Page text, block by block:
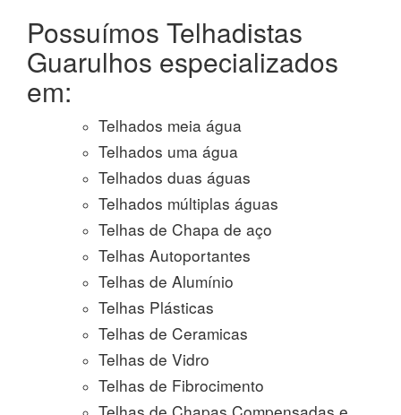
Possuímos Telhadistas
Guarulhos especializados
em:
Telhados meia água
Telhados uma água
Telhados duas águas
Telhados múltiplas águas
Telhas de Chapa de aço
Telhas Autoportantes
Telhas de Alumínio
Telhas Plásticas
Telhas de Ceramicas
Telhas de Vidro
Telhas de Fibrocimento